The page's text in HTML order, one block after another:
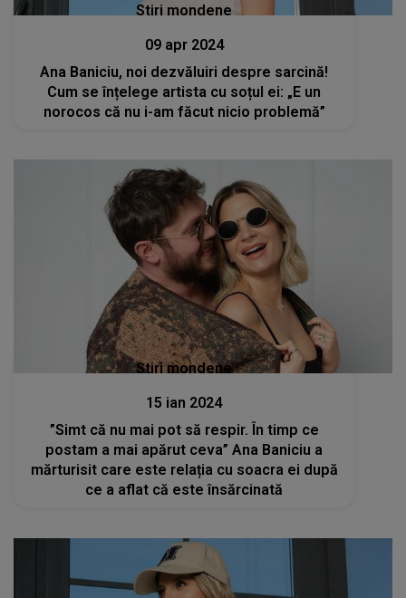
Stiri mondene
09 apr 2024
Ana Baniciu, noi dezvăluiri despre sarcină!
Cum se înțelege artista cu soțul ei: „E un
norocos că nu i-am făcut nicio problemă”
Stiri mondene
15 ian 2024
”Simt că nu mai pot să respir. În timp ce
postam a mai apărut ceva” Ana Baniciu a
mărturisit care este relația cu soacra ei după
ce a aflat că este însărcinată